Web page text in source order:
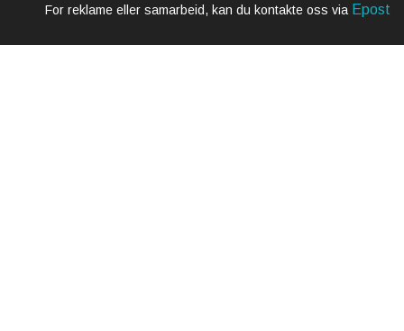
For reklame eller samarbeid, kan du kontakte oss via Epost